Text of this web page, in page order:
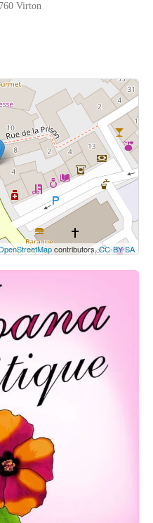
Virton
afficher la carte.
contributors,CC-BY-SA